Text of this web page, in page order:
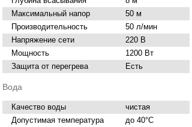
Максимальный напор
50 м
Производительность
50 л/мин
Напряжение сети
220 В
Мощность
1200 Вт
Защита от перегрева
Есть
Вода
Качество воды
чистая
Допустимая температура
до 40°C